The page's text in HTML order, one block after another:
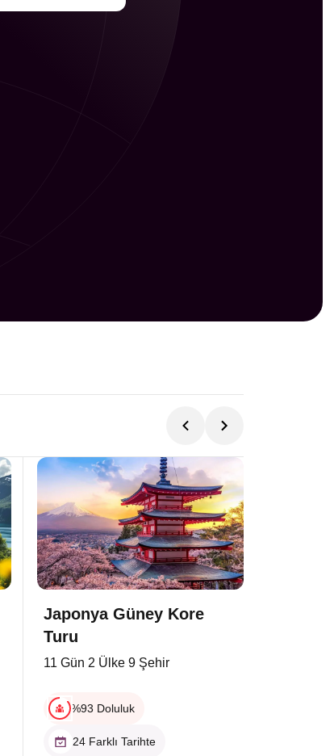
Japonya Güney Kore
Turu
11 Gün 2 Ülke 9 Şehir
%93 Doluluk
24 Farklı Tarihte